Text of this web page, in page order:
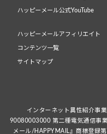
ハッピーメール公式YouTube
ハッピーメールアフィリエイト
コンテンツ一覧
サイトマップ
インターネット異性紹介事
90080003000 第二種電気通信事
メール/HAPPYMAIL』商標登録